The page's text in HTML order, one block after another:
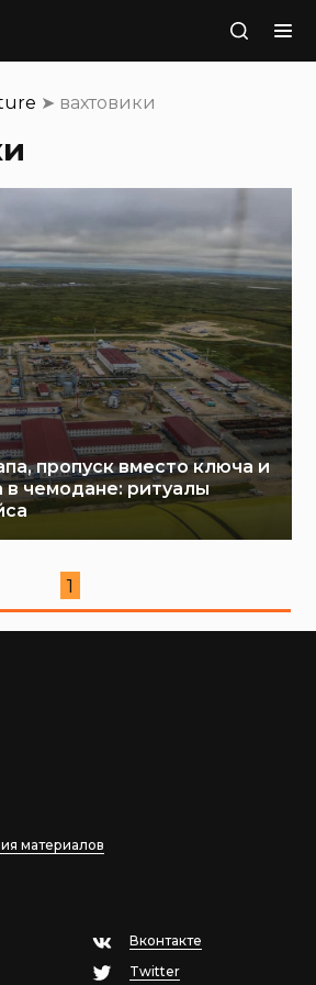
Поиск
➤ вахтовики
пропуск вместо ключа и
в чемодане: ритуалы
1
материалов
Вконтакте
Twitter